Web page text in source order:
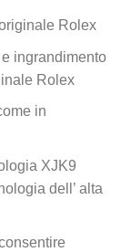
Rolex
ingrandimento
Rolex
in
XJK9
dell’ alta